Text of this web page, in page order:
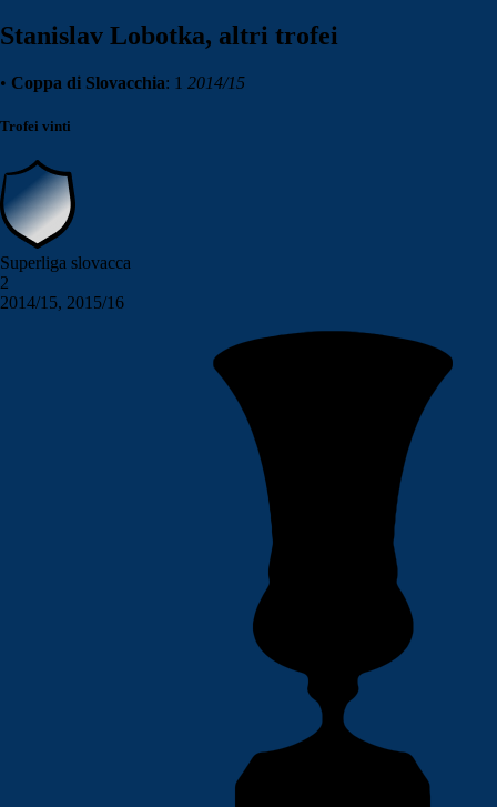
Stanislav Lobotka, altri trofei
• Coppa di Slovacchia: 1 2014/15
Trofei vinti
Superliga slovacca
2
2014/15, 2015/16